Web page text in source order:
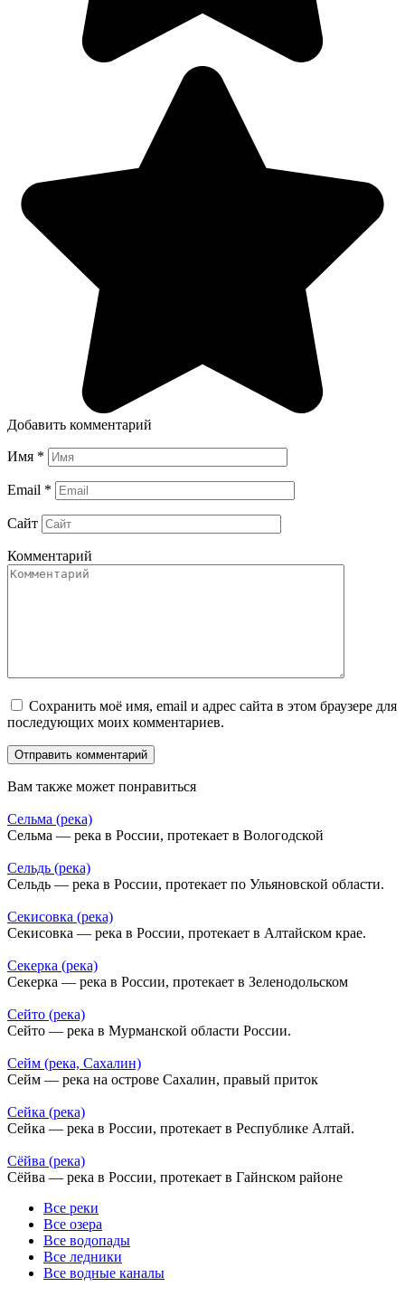
Добавить комментарий
Имя *
Email *
Сайт
Комментарий
Сохранить моё имя, email и адрес сайта в этом браузере для
последующих моих комментариев.
Вам также может понравиться
Сельма (река)
Сельма — река в России, протекает в Вологодской
Сельдь (река)
Сельдь — река в России, протекает по Ульяновской области.
Секисовка (река)
Секисовка — река в России, протекает в Алтайском крае.
Секерка (река)
Секерка — река в России, протекает в Зеленодольском
Сейто (река)
Сейто — река в Мурманской области России.
Сейм (река, Сахалин)
Сейм — река на острове Сахалин, правый приток
Сейка (река)
Сейка — река в России, протекает в Республике Алтай.
Сёйва (река)
Сёйва — река в России, протекает в Гайнском районе
Все реки
Все озера
Все водопады
Все ледники
Все водные каналы